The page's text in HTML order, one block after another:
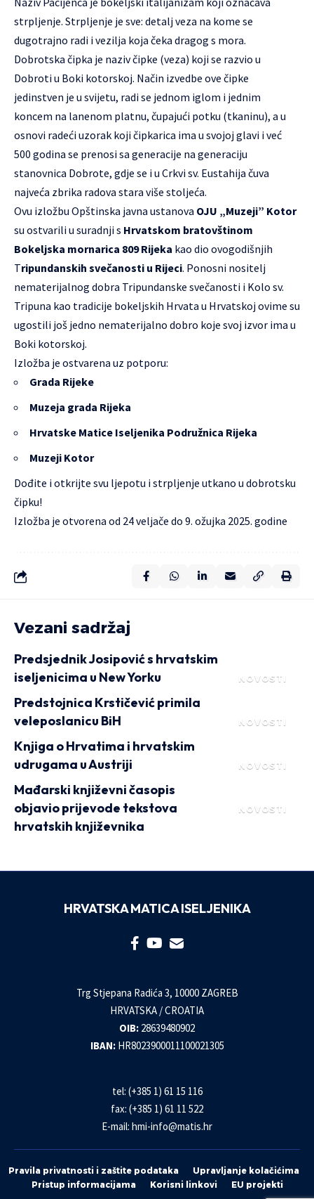
strpljenje. Strpljenje je sve: detalj veza na kome se
dugotrajno radi i vezilja koja čeka dragog s mora.
Dobrotska čipka je naziv čipke (veza) koji se razvio u
Dobroti u Boki kotorskoj. Način izvedbe ove čipke
jedinstven je u svijetu, radi se jednom iglom i jednim
koncem na lanenom platnu, čupajući potku (tkaninu), a u
osnovi radeći uzorak koji čipkarica ima u svojoj glavi i već
500 godina se prenosi sa generacije na generaciju
stanovnica Dobrote, gdje se i u Crkvi sv. Eustahija čuva
najveća zbrika radova stara više stoljeća.
Ovu izložbu Opštinska javna ustanova OJU „Muzeji” Kotor
su ostvarili u suradnji s Hrvatskom bratovštinom
Bokeljska mornarica 809 Rijeka kao dio ovogodišnjih
Tripundanskih svečanosti u Rijeci. Ponosni nositelj
nematerijalnog dobra Tripundanske svečanosti i Kolo sv.
Tripuna kao tradicije bokeljskih Hrvata u Hrvatskoj ovime su
ugostili još jedno nematerijalno dobro koje svoj izvor ima u
Boki kotorskoj.
Izložba je ostvarena uz potporu:
Grada Rijeke
Muzeja grada Rijeka
Hrvatske Matice Iseljenika Podružnica Rijeka
Muzeji Kotor
Dođite i otkrijte svu ljepotu i strpljenje utkano u dobrotsku
čipku!
Izložba je otvorena od 24 veljače do 9. ožujka 2025. godine
Vezani sadržaj
NOVOSTI
Predsjednik Josipović s hrvatskim
iseljenicima u New Yorku
NOVOSTI
Predstojnica Krstičević primila
veleposlanicu BiH
NOVOSTI
Knjiga o Hrvatima i hrvatskim
udrugama u Austriji
NOVOSTI
Mađarski književni časopis
objavio prijevode tekstova
hrvatskih književnika
HRVATSKA MATICA ISELJENIKA
Trg Stjepana Radića 3, 10000 ZAGREB
HRVATSKA / CROATIA
OIB: 28639480902
IBAN: HR8023900011100021305
tel: (+385 1) 61 15 116
fax: (+385 1) 61 11 522
E-mail: hmi-info@matis.hr
Pravila privatnosti i zaštite podataka
Upravljanje kolačićima
Pristup informacijama
Korisni linkovi EU projekti